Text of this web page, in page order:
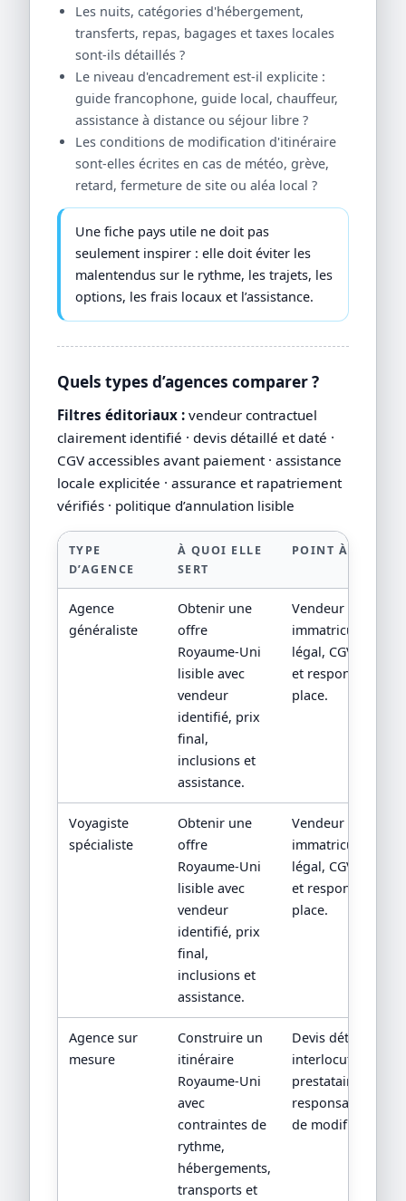
Les nuits, catégories d'hébergement,
transferts, repas, bagages et taxes locales
sont-ils détaillés ?
Le niveau d'encadrement est-il explicite :
guide francophone, guide local, chauffeur,
assistance à distance ou séjour libre ?
Les conditions de modification d'itinéraire
sont-elles écrites en cas de météo, grève,
retard, fermeture de site ou aléa local ?
Une fiche pays utile ne doit pas
seulement inspirer : elle doit éviter les
malentendus sur le rythme, les trajets, les
options, les frais locaux et l’assistance.
Quels types d’agences comparer ?
Filtres éditoriaux : vendeur contractuel
clairement identifié · devis détaillé et daté ·
CGV accessibles avant paiement · assistance
locale explicitée · assurance et rapatriement
vérifiés · politique d’annulation lisible
TYPE
D’AGENCE
À QUOI ELLE
SERT
POINT À
Agence
généraliste
Obtenir une
offre
Royaume-Uni
lisible avec
vendeur
identifié, prix
final,
inclusions et
assistance.
Vendeur
immatriculation/
légal, CGV,
et responsabilité
place.
Voyagiste
spécialiste
Obtenir une
offre
Royaume-Uni
lisible avec
vendeur
identifié, prix
final,
inclusions et
assistance.
Vendeur
immatriculation/
légal, CGV,
et responsabilité
place.
Agence sur
mesure
Construire un
itinéraire
Royaume-Uni
avec
contraintes de
rythme,
hébergements,
transports et
Devis détaillé,
interlocuteur,
prestataires
responsabilités
de modification.